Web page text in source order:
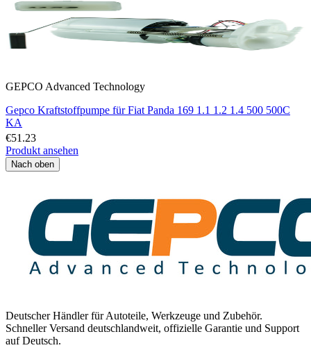
GEPCO Advanced Technology
Gepco Kraftstoffpumpe für Fiat Panda 169 1.1 1.2 1.4 500 500C
KA
€51.23
Produkt ansehen
Nach oben
Deutscher Händler für Autoteile, Werkzeuge und Zubehör.
Schneller Versand deutschlandweit, offizielle Garantie und Support
auf Deutsch.